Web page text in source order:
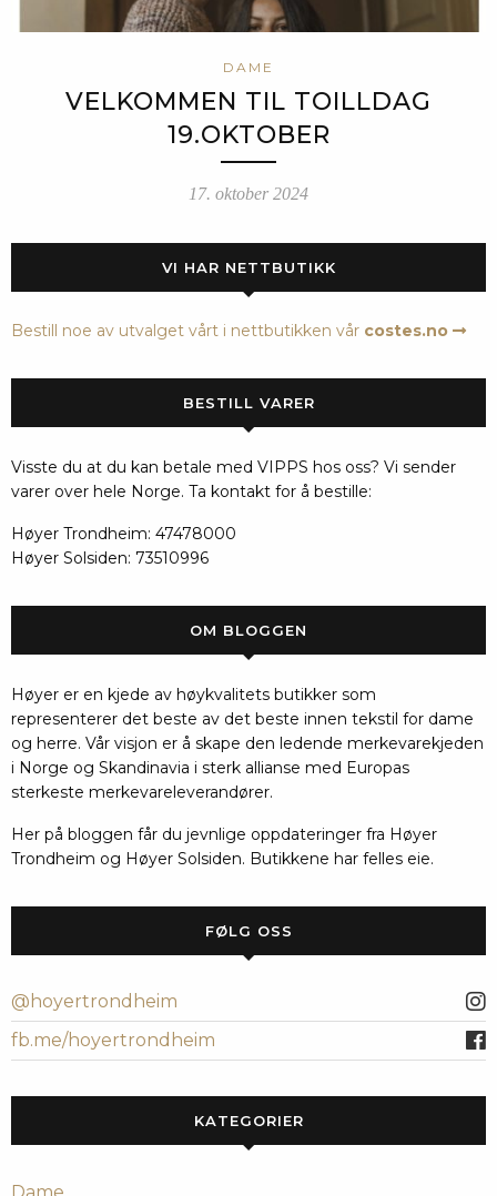
DAME
VELKOMMEN TIL TOILLDAG
19.OKTOBER
17. oktober 2024
VI HAR NETTBUTIKK
Bestill noe av utvalget vårt i nettbutikken vår costes.no
BESTILL VARER
Visste du at du kan betale med VIPPS hos oss? Vi sender
varer over hele Norge. Ta kontakt for å bestille:
Høyer Trondheim: 47478000
Høyer Solsiden: 73510996
OM BLOGGEN
Høyer er en kjede av høykvalitets butikker som
representerer det beste av det beste innen tekstil for dame
og herre. Vår visjon er å skape den ledende merkevarekjeden
i Norge og Skandinavia i sterk allianse med Europas
sterkeste merkevareleverandører.
Her på bloggen får du jevnlige oppdateringer fra Høyer
Trondheim og Høyer Solsiden. Butikkene har felles eie.
FØLG OSS
@hoyertrondheim
fb.me/hoyertrondheim
KATEGORIER
Dame